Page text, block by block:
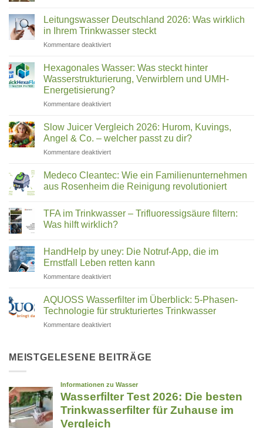
Gerät?
besten
Trinkwasserfilter
für
Zuhause
zu
Warum
immer
mehr
Wasser
filtern
(2026)
Leitungswasser Deutschland 2026: Was wirklich
in Ihrem Trinkwasser steckt
Kommentare deaktiviertfür
Deutschland
Was
wirklich
in
Trinkwasser
steckt
Hexagonales Wasser: Was steckt hinter
Wasserstrukturierung, Verwirblern und UMH-
Energetisierung?
Kommentare deaktiviertfür
Wasser:
Was
steckt
hinter
Verwirblern
und
Slow Juicer Vergleich 2026: Hurom, Kuvings,
Angel & Co. – welcher passt zu dir?
Kommentare deaktiviertfür
Juicer
Vergleich
2026:
Kuvings,
Angel
–
welcher
zu
Medeco Cleantec: Wie ein Familienunternehmen
aus Rosenheim die Reinigung revolutioniert
zu
Medeco
Cleantec:
Familienunternehmen
aus
Rosenheim
die
TFA im Trinkwasser – Trifluoressigsäure filtern:
Was hilft wirklich?
zu
TFA
im
Trinkwasser
filtern:
Was
hilft
HandHelp by uney: Die Notruf-App, die im
Ernstfall Leben retten kann
Kommentare deaktiviertfür
uney:
Die
Notruf-
im
retten
kann
AQUOSS Wasserfilter im Überblick: 5-Phasen-
Technologie für strukturiertes Trinkwasser
Kommentare deaktiviertfür
im
Phasen-
Technologie
strukturiertes
MEISTGELESENE BEITRÄGE